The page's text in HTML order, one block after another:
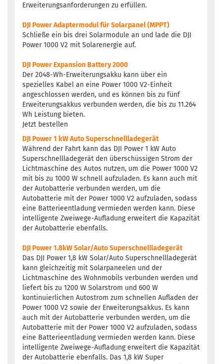
Erweiterungsanforderungen zu erfüllen.
DJI Power Adaptermodul für Solarpanel (MPPT)
Schließe ein bis drei Solarmodule an und lade die DJI
Power 1000 V2 mit Solarenergie auf.
DJI Power Expansion Battery 2000
Der 2048-Wh-Erweiterungsakku kann über ein
spezielles Kabel an eine Power 1000 V2-Einheit
angeschlossen werden, und es können bis zu fünf
Erweiterungsakkus verbunden werden, die bis zu 11.264
Wh Leistung bieten.
Jetzt bestellen
DJI Power 1 kW Auto Superschnellladegerät
Während der Fahrt kann das DJI Power 1 kW Auto
Superschnellladegerät den überschüssigen Strom der
Lichtmaschine des Autos nutzen, um die Power 1000 V2
mit bis zu 1000 W schnell aufzuladen. Es kann auch mit
der Autobatterie verbunden werden, um die
Autobatterie mit der Power 1000 V2 aufzuladen, sodass
eine Batterieentladung vermieden werden kann. Diese
intelligente Zweiwege-Aufladung erweitert die Kapazität
der Autobatterie ebenfalls.
DJI Power 1.8kW Solar/Auto Superschnellladegerät
Das DJI Power 1,8 kW Solar/Auto Superschnellladegerät
kann gleichzeitig mit Solarpaneelen und der
Lichtmaschine des Wohnmobils verbunden werden und
liefert bis zu 1200 W Solarstrom und 600 W
kontinuierlichen Autostrom zum schnellen Aufladen der
Power 1000 V2 sowie der Erweiterungsakkus. Es kann
auch mit der Autobatterie verbunden werden, um die
Autobatterie mit der Power 1000 V2 aufzuladen, sodass
eine Batterieentladung vermieden werden kann. Diese
intelligente Zweiwege-Aufladung erweitert die Kapazität
der Autobatterie ebenfalls. Das 1,8 kW Super